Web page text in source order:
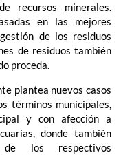
recursos minerales.
en las mejores
de los residuos
de residuos también
proceda.
plantea nuevos casos
términos municipales,
y con afección a
donde también
de los respectivos